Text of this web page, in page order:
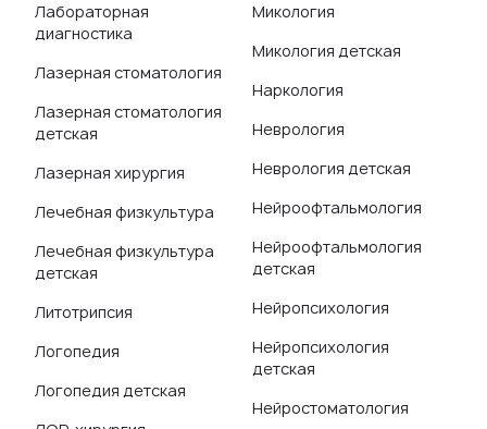
Лабораторная
диагностика
Лазерная стоматология
Лазерная стоматология
детская
Лазерная хирургия
Лечебная физкультура
Лечебная физкультура
детская
Литотрипсия
Логопедия
Логопедия детская
Микология
Микология детская
Наркология
Неврология
Неврология детская
Нейроофтальмология
Нейроофтальмология
детская
Нейропсихология
Нейропсихология
детская
Нейростоматология